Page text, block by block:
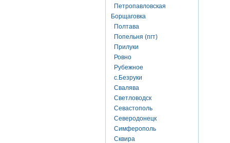
Петропавловская
Борщаговка
Полтава
Попельня (пгт)
Прилуки
Ровно
Рубежное
с.Безруки
Свалява
Светловодск
Севастополь
Северодонецк
Симферополь
Сквира